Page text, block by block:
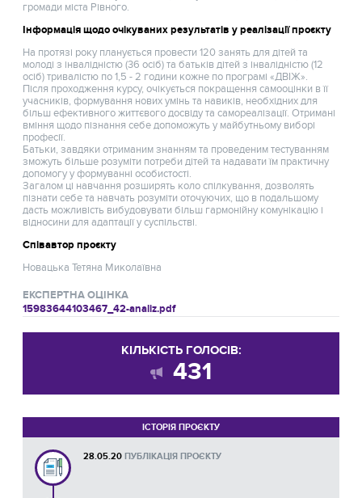
громади міста Рівного.
Інформація щодо очікуваних результатів у реалізації проєкту
На протязі року планується провести 120 занять для дітей та
молоді з інвалідністю (36 осіб) та батьків дітей з інвалідністю (12
осіб) тривалістю по 1,5 - 2 години кожне по програмі «ДВІЖ».
Після проходження курсу, очікується покращення самооцінки в її
учасників, формування нових умінь та навиків, необхідних для
більш ефективного життєвого досвіду та самореалізації. Отримані
вміння щодо пізнання себе допоможуть у майбутньому виборі
професії.
Батьки, завдяки отриманим знанням та проведеним тестуванням
зможуть більше розуміти потреби дітей та надавати їм практичну
допомогу у формуванні особистості.
Загалом ці навчання розширять коло спілкування, дозволять
пізнати себе та навчать розуміти оточуючих, що в подальшому
дасть можливість вибудовувати більш гармонійну комунікацію і
відносини для адаптації у суспільстві.
Співавтор проєкту
Новацька Тетяна Миколаївна
ЕКСПЕРТНА ОЦІНКА
15983644103467_42-analiz.pdf
КІЛЬКІСТЬ ГОЛОСІВ:
431
ІСТОРІЯ ПРОЄКТУ
28.05.20 ПУБЛІКАЦІЯ ПРОЄКТУ